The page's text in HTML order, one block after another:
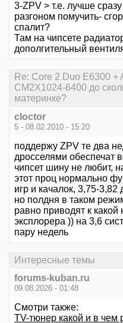
3-ZPV > т.е. лучше
разгоном помучить-
спалит?
Там на чипсете
дополгительный
Re: Core 2 Duo E6300 +
CM2X1024-6400 до
материнке?
cloctor
5 - 08.02.2010 - 15:20
поддержу ZPV те два
дросселями обеспечат
чипсет шину не любит,
этот проц нормально
игр и качалок, 3,75-3,82
но полдня в таком
равно приводят к
эксплорера )) на 3,6
пару недель
Интересные темы
forums-kuban.ru
09.08.2026 - 01:48
Смотри также:
TV-тюнер какой и в чем